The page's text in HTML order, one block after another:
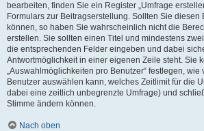
bearbeiten, finden Sie ein Register „Umfrage
Formulars zur Beitragserstellung. Sollten Sie diesen
können, so haben Sie wahrscheinlich nicht die
erstellen. Sie sollten einen Titel und mindestens
die entsprechenden Felder eingeben und dabei
Antwortmöglichkeit in einer eigenen Zeile steht. Sie
„Auswahlmöglichkeiten pro Benutzer“ festlegen, wie
Benutzer auswählen kann, welches Zeitlimit für die
dabei eine zeitlich unbegrenzte Umfrage) und
Stimme ändern können.
Nach oben